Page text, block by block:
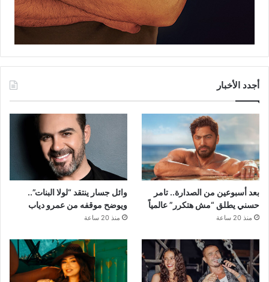
أجدد الأخبار
بعد أسبوعين من الصدارة.. تامر
حسني يطلق “مش هتكرر” عالمياً
منذ 20 ساعة
وائل جسار ينتقد “لولا البنات”..
ويوضح موقفه من عمرو دياب
منذ 20 ساعة